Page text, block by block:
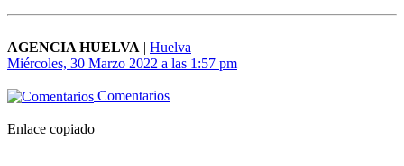
AGENCIA HUELVA | Huelva
Miércoles, 30 Marzo 2022 a las 1:57 pm
Comentarios
Enlace copiado